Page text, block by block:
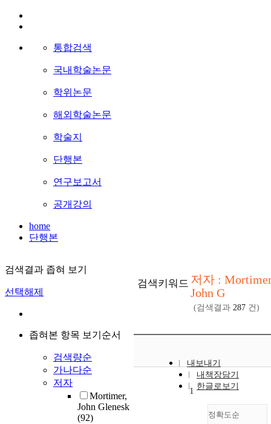
통합검색
국내학술논문
학위논문
해외학술논문
학술지
단행본
연구보고서
공개강의
home
단행본
검색결과 좁혀 보기
선택해제
좁혀본 항목 보기순서
검색량순
가나다순
저자
Mortimer,
John Glenesk
(92)
검색키워드 저자 :
John G
(검색결과 287 건)
내보내기
내책장담기
한글로보기
정확도순
1